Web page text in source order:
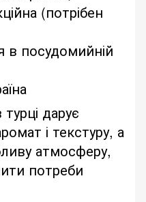
(потрібен
в посудомийній
дарує
і текстуру, а
атмосферу,
потреби